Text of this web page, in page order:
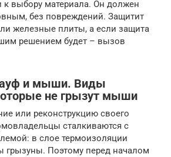
к выбору материала. Он должен
без повреждений. Защитит
железные плиты, а если защита
решением будет – вызов
и мыши. Виды
не грызут мыши
или реконструкцию своего
сталкиваются с
в слое термоизоляции
Поэтому перед началом